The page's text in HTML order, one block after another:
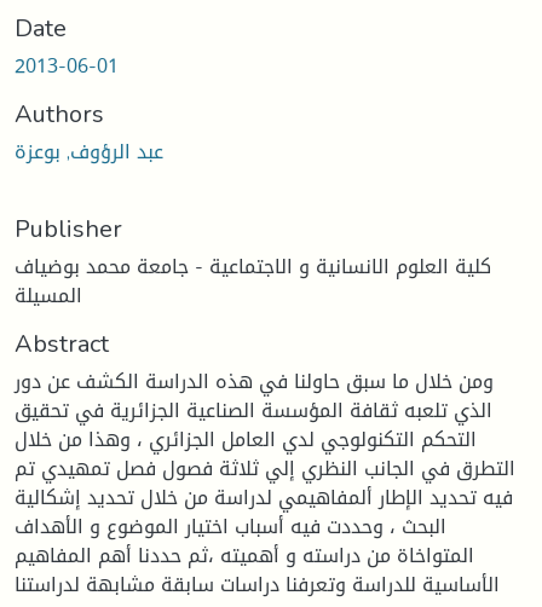
Date
2013-06-01
Authors
عبد الرؤوف, بوعزة
Publisher
كلية العلوم الانسانية و الاجتماعية - جامعة محمد بوضياف
المسيلة
Abstract
ومن خلال ما سبق حاولنا في هذه الدراسة الكشف عن دور
الذي تلعبه ثقافة المؤسسة الصناعية الجزائرية في تحقيق
التحكم التكنولوجي لدي العامل الجزائري ، وهذا من خلال
التطرق في الجانب النظري إلي ثلاثة فصول فصل تمهيدي تم
فيه تحديد الإطار ألمفاهيمي لدراسة من خلال تحديد إشكالية
البحث ، وحددت فيه أسباب اختيار الموضوع و الأهداف
المتواخاة من دراسته و أهميته ،ثم حددنا أهم المفاهيم
الأساسية للدراسة وتعرفنا دراسات سابقة مشابهة لدراستنا